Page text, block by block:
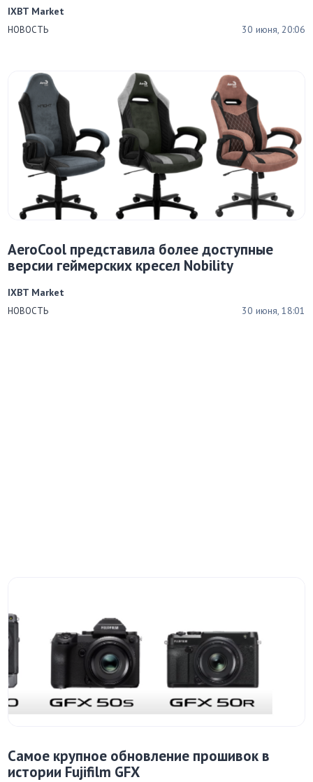
НОВОСТЬ 30 июня, 20:06
IXBT Market
AeroCool представила более доступные
версии геймерских кресел Nobility
НОВОСТЬ 30 июня, 18:01
IXBT Market
Самое крупное обновление прошивок в
истории Fujifilm GFX